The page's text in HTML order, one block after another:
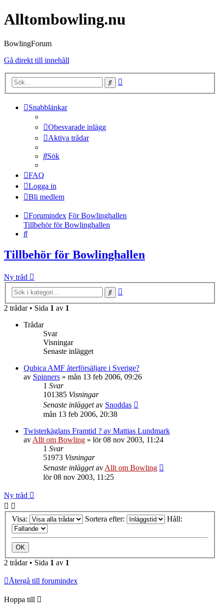
Alltombowling.nu
BowlingForum
Gå direkt till innehåll
Sök
Snabblänkar
Obesvarade inlägg
Aktiva trådar
Sök
FAQ
Logga in
Bli medlem
Forumindex För Bowlinghallen
Tillbehör för Bowlinghallen
Sök
Tillbehör för Bowlinghallen
Ny tråd
Sök
2 trådar • Sida 1 av 1
Trådar
Svar
Visningar
Senaste inlägget
Qubica AMF återförsäljare i Sverige?
av Spinners » mån 13 feb 2006, 09:26
1 Svar
101385 Visningar
Senaste inläggetav Snoddas
mån 13 feb 2006, 20:38
Twisterkäglans Framtid ? av Mattias Lundmark
av Allt om Bowling » lör 08 nov 2003, 11:24
1 Svar
51973 Visningar
Senaste inläggetav Allt om Bowling
lör 08 nov 2003, 11:25
Ny tråd
Visa: Sortera efter: Håll:
2 trådar • Sida 1 av 1
Återgå till forumindex
Hoppa till